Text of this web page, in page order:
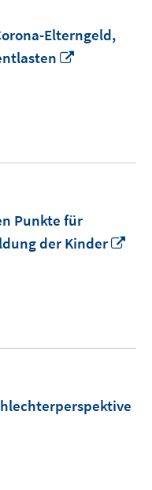
Elterngeld,
Punkte für
der Kinder